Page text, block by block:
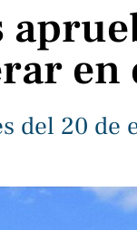
en
del 20 de